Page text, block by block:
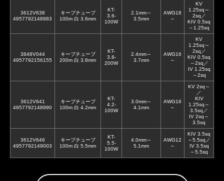
3612V638
4957792148983
キープチューブ
100m 白 3.6mm
KT-
3.6-
100W
2.1mm～
3.5mm
AWG18
～
KV
1.25sq～
2sq／
KIV 0.5sq
～1.25sq
3848V044
4957792156155
キープチューブ
200m 白 3.8mm
KT-
3.8-
200W
2.4mm～
3.7mm
AWG16
～
KV
1.25sq～
2sq／
KIV 0.5sq
～2sq／
IV 1.25sq
～2sq
3612V641
4957792148990
キープチューブ
100m 白 4.2mm
KT-
4.2-
100W
3.0mm～
4.1mm
AWG16
～
KV 2sq～
／
KIV
1.25sq～
3.5sq／
IV 2sq～
3.5sq
3612V646
4957792149003
キープチューブ
100m 白 5.5mm
KT-
5.5-
100W
4.0mm～
5.1mm
AWG12
～
KIV 3.5sq
～5.5sq／
IV 3.5sq
～5.5sq